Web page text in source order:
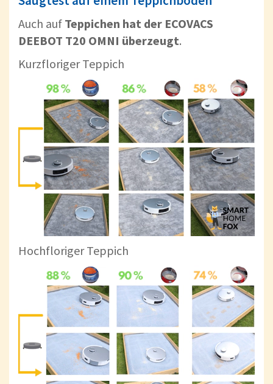
Auch auf Teppichen hat der ECOVACS
DEEBOT T20 OMNI überzeugt.
Kurzfloriger Teppich
Hochfloriger Teppich